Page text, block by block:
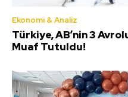
Ekonomi & Analiz
Türkiye, AB’nin 3
Muaf Tutuldu!